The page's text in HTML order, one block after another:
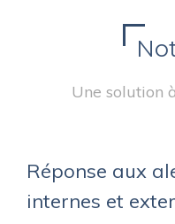
Une solution
Réponse aux
internes et